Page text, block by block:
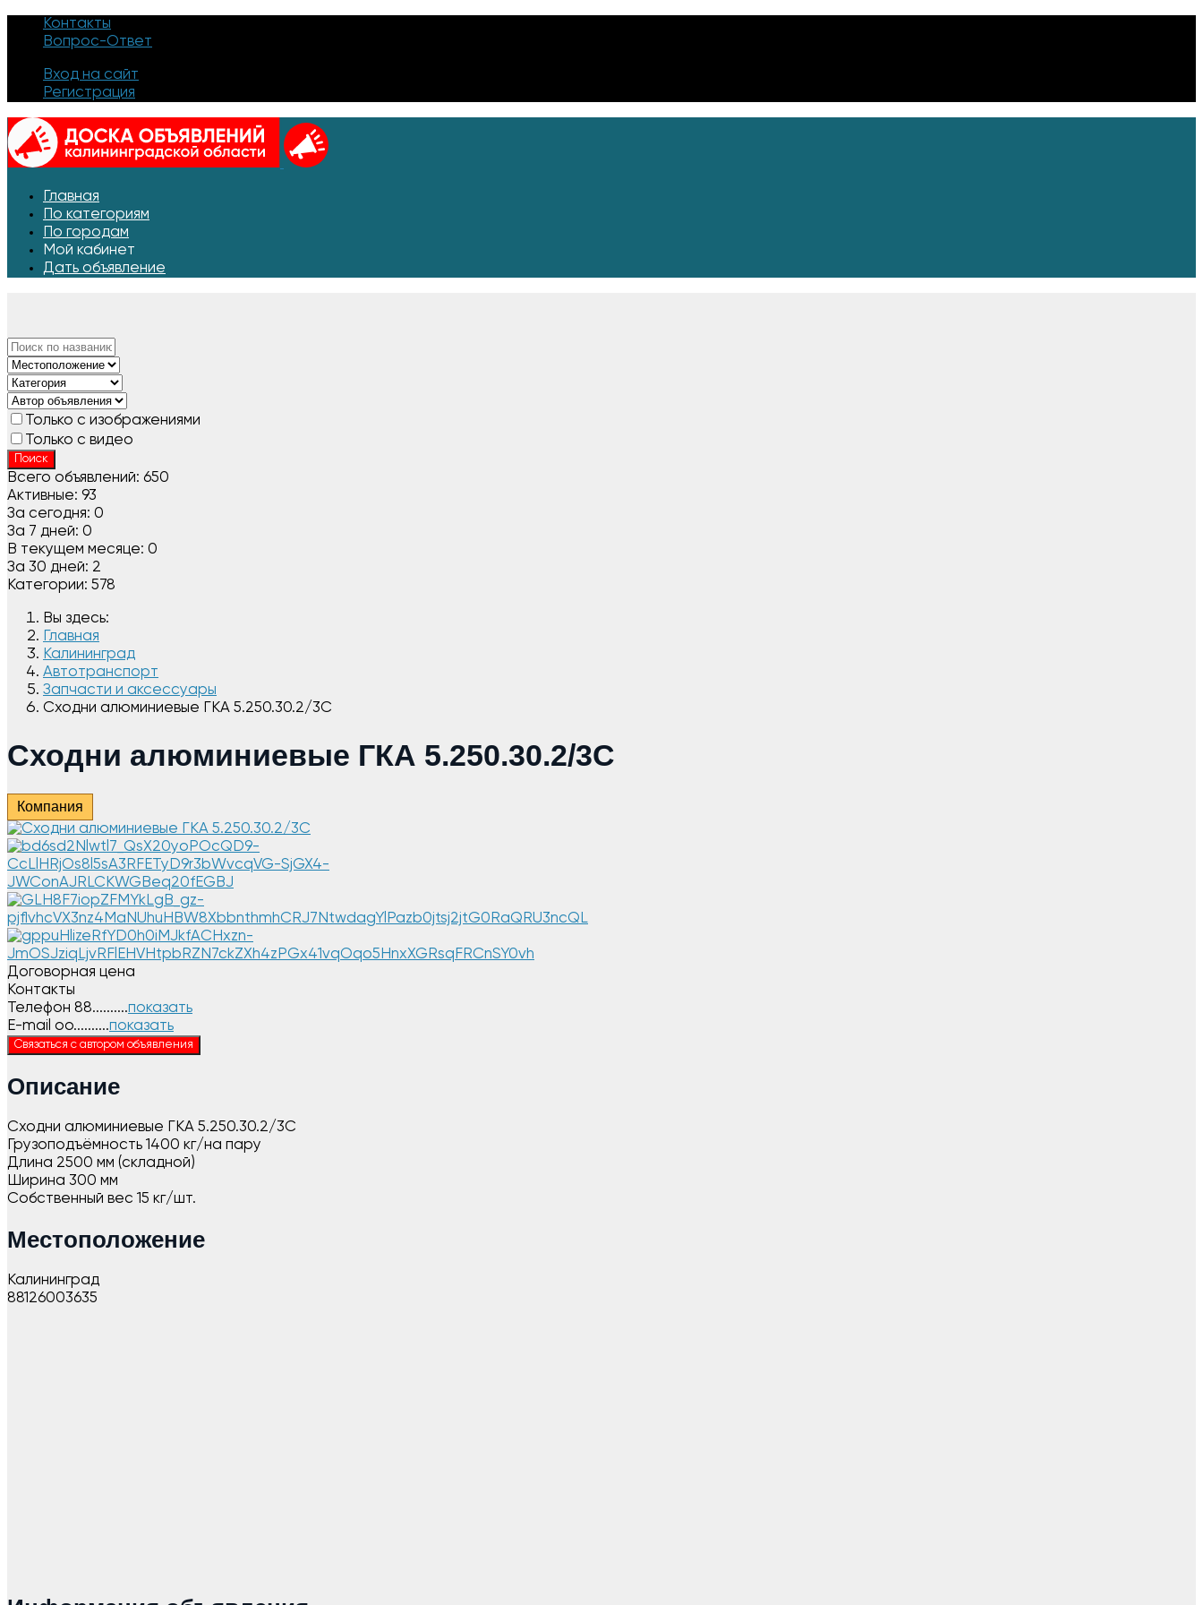
Контакты
Вопрос-Ответ
Вход на сайт
Регистрация
Главная
По категориям
По городам
Мой кабинет
Дать объявление
Только с изображениями
Только с видео
Поиск
Всего объявлений: 650
Активные: 93
За сегодня: 0
За 7 дней: 0
В текущем месяце: 0
За 30 дней: 2
Категории: 578
Вы здесь:
Главная
Калининград
Автотранспорт
Запчасти и аксессуары
Сходни алюминиевые ГКА 5.250.30.2/3С
Сходни алюминиевые ГКА 5.250.30.2/3С
Компания
Договорная цена
Контакты
Телефон 88..........показать
E-mail oo..........показать
Связаться с автором объявления
Описание
Сходни алюминиевые ГКА 5.250.30.2/3С
Грузоподъёмность 1400 кг/на пару
Длина 2500 мм (складной)
Ширина 300 мм
Собственный вес 15 кг/шт.
Местоположение
Калининград
88126003635